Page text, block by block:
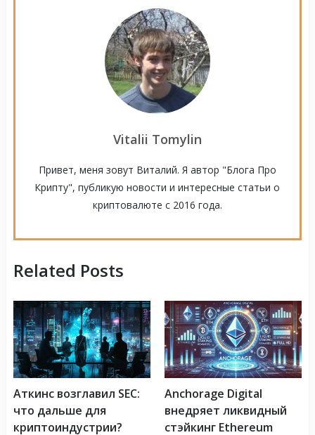
Vitalii Tomylin
Привет, меня зовут Виталий. Я автор "Блога Про
Крипту", публикую новости и интересные статьи о
криптовалюте с 2016 года.
Related Posts
Аткинс возглавил SEC:
что дальше для
криптоиндустрии?
Anchorage Digital
внедряет ликвидный
стэйкинг Ethereum